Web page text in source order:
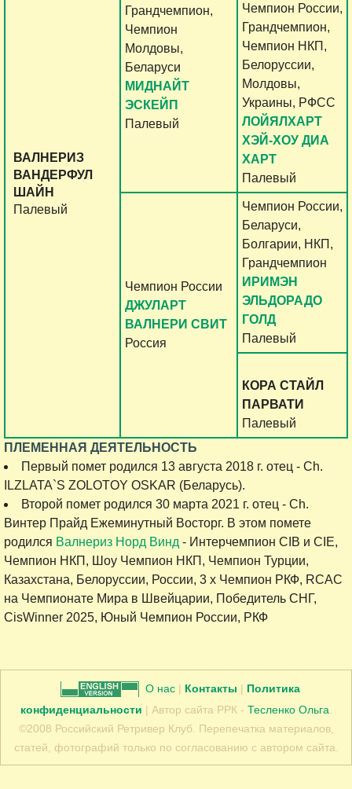
ВАЛНЕРИЗ
ВАНДЕРФУЛ
ШАЙН
Палевый
Грандчемпион,
Чемпион
Молдовы,
Беларуси
МИДНАЙТ
ЭСКЕЙП
Палевый
Чемпион России,
Грандчемпион,
Чемпион НКП,
Белоруссии,
Молдовы,
Украины, РФСС
ЛОЙЯЛХАРТ
ХЭЙ-ХОУ ДИА
ХАРТ
Палевый
Чемпион России
ДЖУЛАРТ
ВАЛНЕРИ СВИТ
Россия
Чемпион России,
Беларуси,
Болгарии, НКП,
Грандчемпион
ИРИМЭН
ЭЛЬДОРАДО
ГОЛД
Палевый
КОРА СТАЙЛ
ПАРВАТИ
Палевый
ПЛЕМЕННАЯ ДЕЯТЕЛЬНОСТЬ
Первый помет родился 13 августа 2018 г. отец - Ch.
ILZLATA`S ZOLOTOY OSKAR (Беларусь).
Второй помет родился 30 марта 2021 г. отец - Ch.
Винтер Прайд Ежеминутный Восторг. В этом помете
родился Валнериз Норд Винд - Интерчемпион CIB и CIE,
Чемпион НКП, Шоу Чемпион НКП, Чемпион Турции,
Казахстана, Белоруссии, России, 3 х Чемпион РКФ, RCAC
на Чемпионате Мира в Швейцарии, Победитель СНГ,
CisWinner 2025, Юный Чемпион России, РКФ
О нас | Контакты | Политика
конфиденциальности | Автор сайта РРК - Тесленко Ольга
©2008 Российский Ретривер Клуб. Перепечатка материалов,
статей, фотографий только по согласованию с автором сайта.